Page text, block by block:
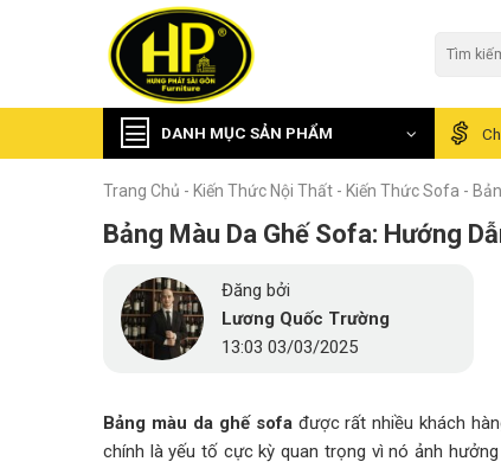
kiếm:
DANH MỤC SẢN PHẨM
Trang Chủ - Kiến Thức Nội Thất - Kiến Thức Sofa -
Bảng Màu Da Ghế Sofa: Hướng
Đăng bởi
Lương Quốc Trường
13:03 03/03/2025
Bảng màu da ghế sofađược rất nhiều khách
chính là yếu tố cực kỳ quan trọng vì nó ảnh